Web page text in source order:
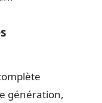
génération,